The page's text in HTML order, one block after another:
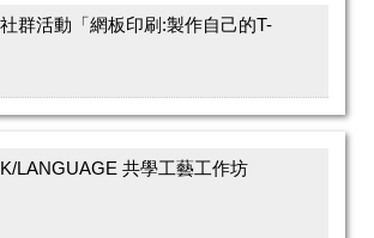
群活動「網板印刷:製作自己的T-
LANGUAGE 共學工藝工作坊